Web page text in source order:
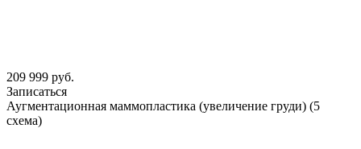
209 999 руб.
Записаться
Аугментационная маммопластика (увеличение груди) (5
схема)